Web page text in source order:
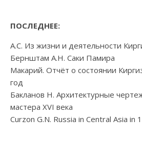
ПОСЛЕДНЕЕ:
А.С. Из жизни и деятельности
Бернштам А.Н. Саки Памира
Макарий. Отчёт о состоянии
год
Бакланов Н. Архитектурные
мастера XVI века
Curzon G.N. Russia in Central Asia in